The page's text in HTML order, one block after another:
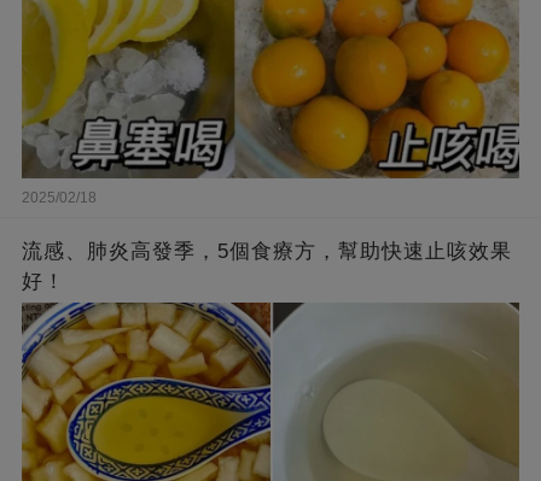
2025/02/18
流感、肺炎高發季，5個食療方，幫助快速止咳效果
好！